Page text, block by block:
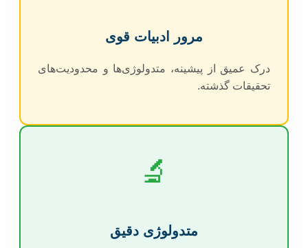
مرور ادبیات قوی
درک عمیق از پیشینه، متدولوژی‌ها و محدودیت‌های
تحقیقات گذشته.
🔬
متدولوژی دقیق